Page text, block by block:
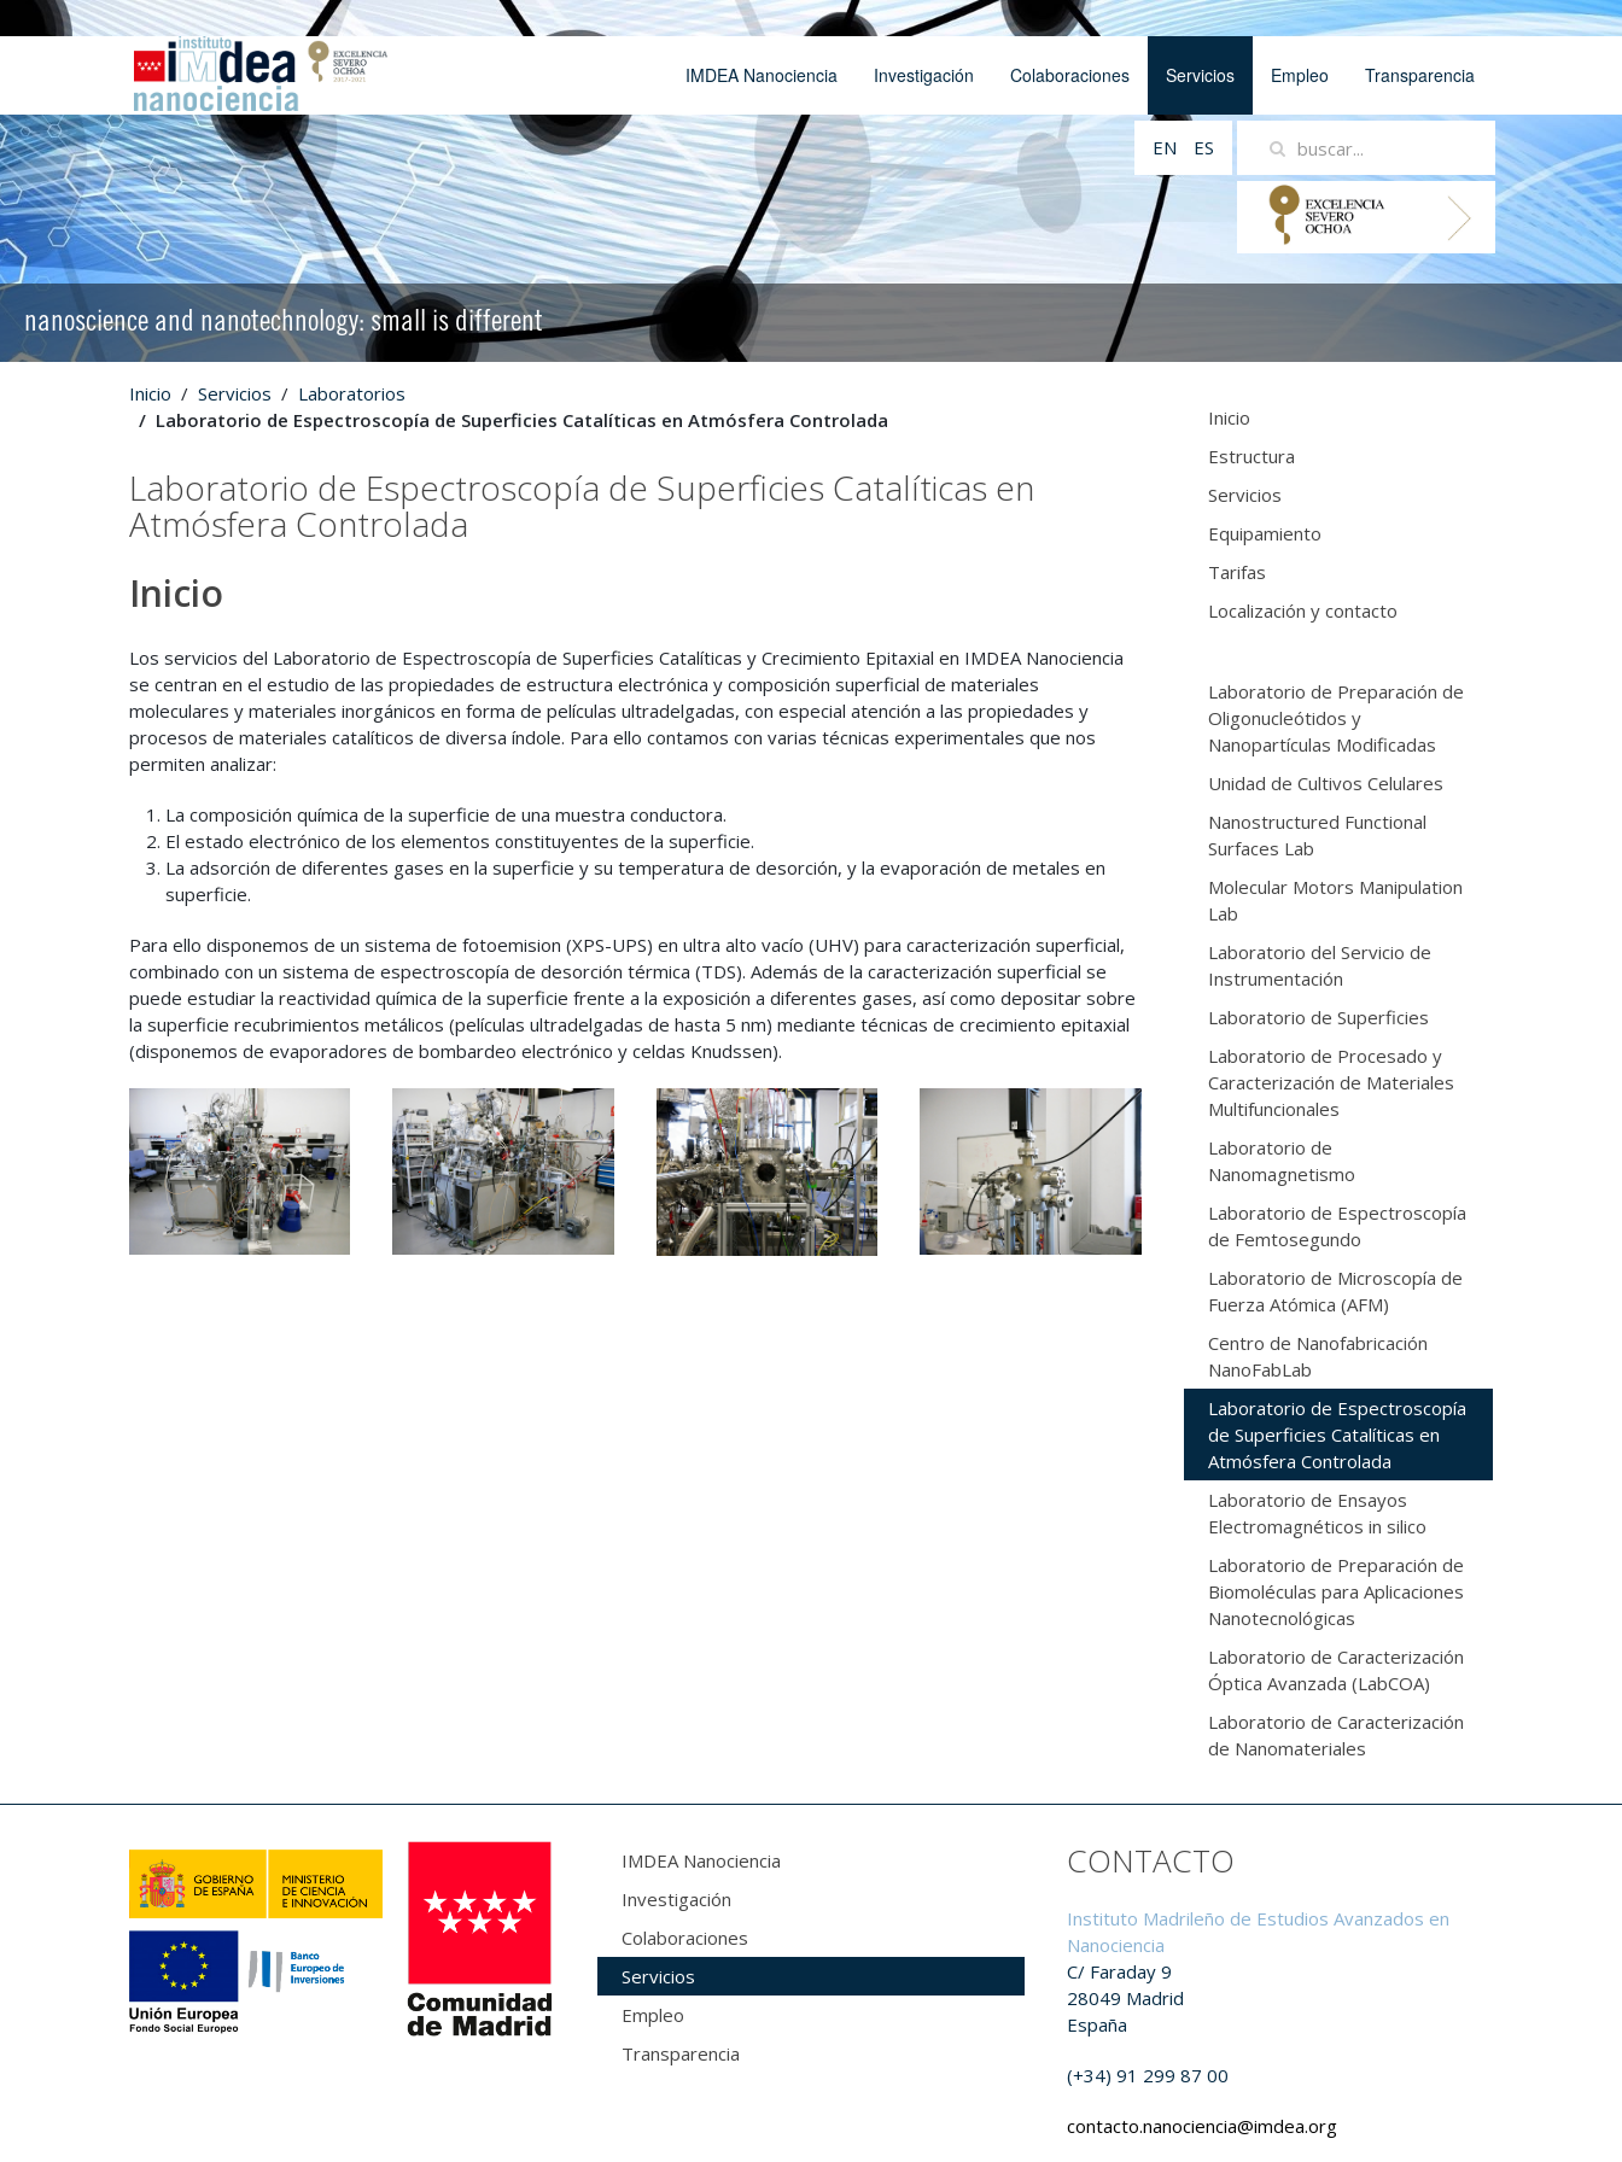
IMDEA Nanociencia Investigación Colaboraciones Servicios Empleo Transparencia
EN ES
nanoscience and nanotechnology: small is different
Inicio Servicios
Laboratorios
Laboratorio de Espectroscopía de Superficies Catalíticas en Atmósfera Controlada
Laboratorio de Espectroscopía de Superficies Catalíticas en
Atmósfera Controlada
Inicio
Los servicios del Laboratorio de Espectroscopía de Superficies Catalíticas y Crecimiento Epitaxial en IMDEA Nanociencia
se centran en el estudio de las propiedades de estructura electrónica y composición superficial de materiales
moleculares y materiales inorgánicos en forma de películas ultradelgadas, con especial atención a las propiedades y
procesos de materiales catalíticos de diversa índole. Para ello contamos con varias técnicas experimentales que nos
permiten analizar:
La composición química de la superficie de una muestra conductora.
El estado electrónico de los elementos constituyentes de la superficie.
La adsorción de diferentes gases en la superficie y su temperatura de desorción, y la evaporación de metales en
superficie.
Para ello disponemos de un sistema de fotoemision (XPS-UPS) en ultra alto vacío (UHV) para caracterización superficial,
combinado con un sistema de espectroscopía de desorción térmica (TDS). Además de la caracterización superficial se
puede estudiar la reactividad química de la superficie frente a la exposición a diferentes gases, así como depositar sobre
la superficie recubrimientos metálicos (películas ultradelgadas de hasta 5 nm) mediante técnicas de crecimiento epitaxial
(disponemos de evaporadores de bombardeo electrónico y celdas Knudssen).
Inicio
Estructura
Servicios
Equipamiento
Tarifas
Localización y contacto
Laboratorio de Preparación de
Oligonucleótidos y
Nanopartículas Modificadas
Unidad de Cultivos Celulares
Nanostructured Functional
Surfaces Lab
Molecular Motors Manipulation
Lab
Laboratorio del Servicio de
Instrumentación
Laboratorio de Superficies
Laboratorio de Procesado y
Caracterización de Materiales
Multifuncionales
Laboratorio de
Nanomagnetismo
Laboratorio de Espectroscopía
de Femtosegundo
Laboratorio de Microscopía de
Fuerza Atómica (AFM)
Centro de Nanofabricación
NanoFabLab
Laboratorio de Espectroscopía
de Superficies Catalíticas en
Atmósfera Controlada
Laboratorio de Ensayos
Electromagnéticos in silico
Laboratorio de Preparación de
Biomoléculas para Aplicaciones
Nanotecnológicas
Laboratorio de Caracterización
Óptica Avanzada (LabCOA)
Laboratorio de Caracterización
de Nanomateriales
IMDEA Nanociencia
Investigación
Colaboraciones
Servicios
Empleo
Transparencia
CONTACTO
Instituto Madrileño de Estudios Avanzados en
Nanociencia
C/ Faraday 9
28049 Madrid
España
(+34) 91 299 87 00
contacto.nanociencia@imdea.org